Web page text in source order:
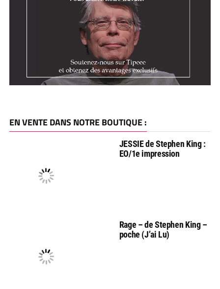
EN VENTE DANS NOTRE BOUTIQUE :
JESSIE de Stephen King :
EO/1e impression
Rage – de Stephen King –
poche (J’ai Lu)